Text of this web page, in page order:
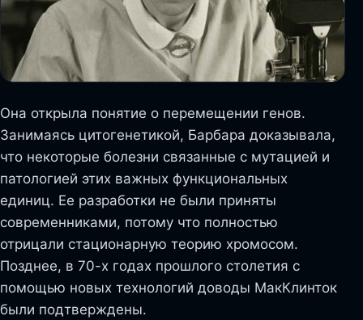
Она открыла понятие о перемещении генов.
Занимаясь цитогенетикой, Барбара доказывала,
что некоторые болезни связанные с мутацией и
патологией этих важных функциональных
единиц. Ее разработки не были приняты
современниками, потому что полностью
отрицали стационарную теорию хромосом.
Позднее, в 70-х годах прошлого столетия с
помощью новых технологий доводы МакКлинток
были подтверждены.